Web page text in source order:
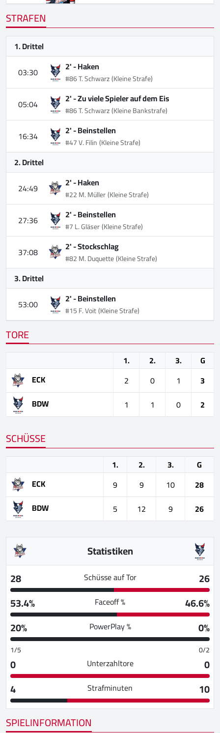
STRAFEN
1. Drittel
03:30
2' -Haken
#86 T. Schwarz(Kleine Strafe)
05:04 2' -Zu viele Spieler auf dem Eis
#86 T. Schwarz(Kleine Bankstrafe)
16:34 2' -Beinstellen
#47 V. Filin(Kleine Strafe)
2. Drittel
24:49
2' -Haken
#22 M. Müller(Kleine Strafe)
27:36 2' -Beinstellen
#7 L. Gläser(Kleine Strafe)
37:08 2' -Stockschlag
#82 M. Duquette(Kleine Strafe)
3. Drittel
53:00
2' -Beinstellen
#15 F. Voit(Kleine Strafe)
TORE
1. 2. 3.
G
ECK
2 0 1
3
BDW
1 1 0 2
SCHÜSSE
1. 2. 3.
G
ECK
9 9 10
28
BDW
5 12 9 26
Statistiken
28
Schüsse auf Tor
26
53.4%
Faceoff %
46.6%
20%
PowerPlay % 0%
1/5 0/2
0 Unterzahltore
0
4
Strafminuten
10
SPIELINFORMATION